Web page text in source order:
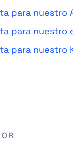
para nuestro
para nuestro
para nuestro